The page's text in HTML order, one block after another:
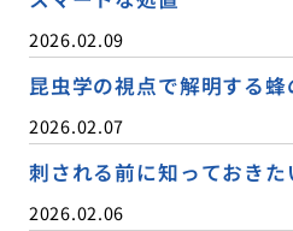
2026.02.09
昆虫学の視点で解明する
2026.02.07
刺される前に知っておき
2026.02.06